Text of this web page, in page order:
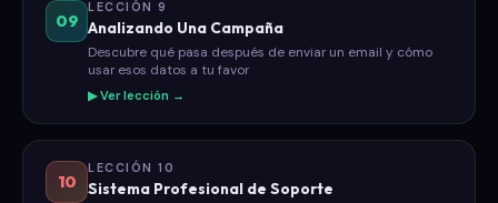
09
LECCIÓN 9
Analizando Una Campaña
Descubre qué pasa después de enviar un email y cómo
usar esos datos a tu favor
▶ Ver lección →
10
LECCIÓN 10
Sistema Profesional de Soporte